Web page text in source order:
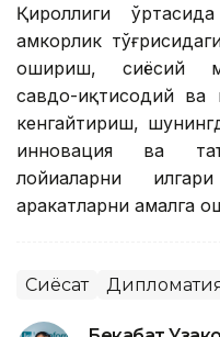
Қироллиги
ҳамкорлик
ошириш, сиёсий
савдо-иқтисодий ва
кенгайтириш,
инновация ва
лойиҳаларни
ҳаракатларни
Сиёсат